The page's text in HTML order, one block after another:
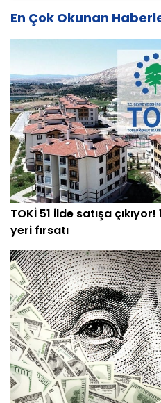
En Çok Okunan
TOKİ 51 ilde satışa
yeri fırsatı